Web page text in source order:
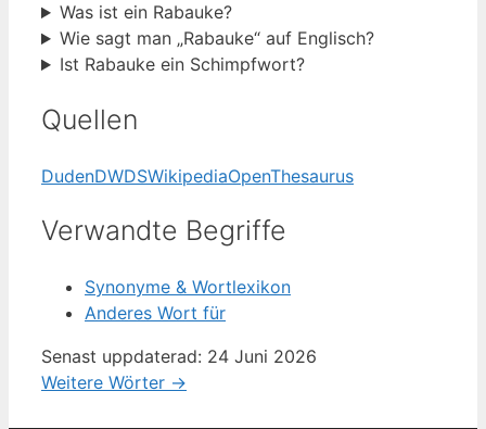
Was ist ein Rabauke?
Wie sagt man „Rabauke“ auf Englisch?
Ist Rabauke ein Schimpfwort?
Quellen
DudenDWDSWikipediaOpenThesaurus
Verwandte Begriffe
Synonyme & Wortlexikon
Anderes Wort für
Senast uppdaterad: 24 Juni 2026
Weitere Wörter →